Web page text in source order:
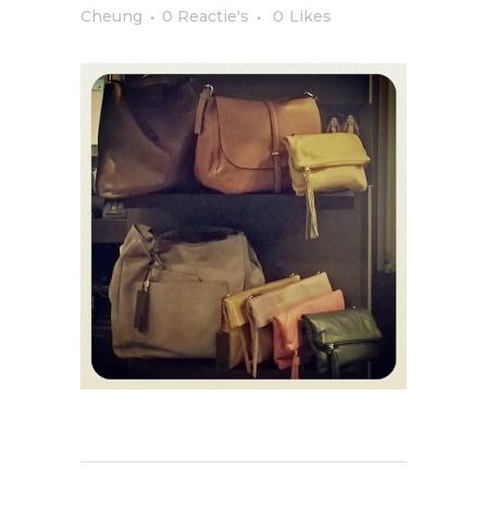
Cheung
0 Reactie's 0 Likes